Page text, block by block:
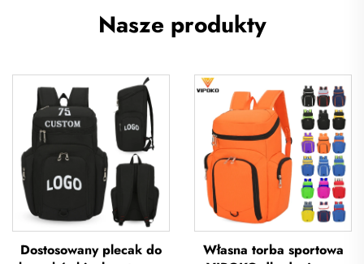
Nasze produkty
Dostosowany plecak do
Własna torba sportowa